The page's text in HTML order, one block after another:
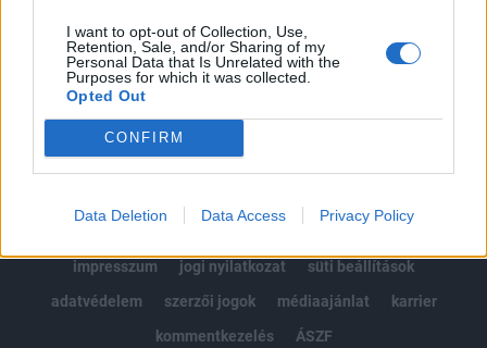
I want to opt-out of Collection, Use,
Retention, Sale, and/or Sharing of my
Personal Data that Is Unrelated with the
Purposes for which it was collected.
Opted Out
CONFIRM
Data Deletion Data Access Privacy Policy
MÁR ELŐFIZETŐNK VAGY?BEJELENTKEZÉS
impresszum
jogi nyilatkozat
süti beállítások
adatvédelem
szerzői jogok médiaajánlat
karrier
kommentkezelés
ÁSZF